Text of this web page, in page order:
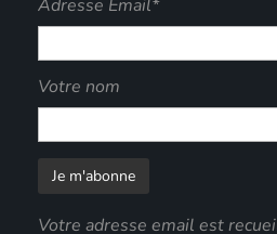
Adresse Email*
Votre nom
Votre adresse email est